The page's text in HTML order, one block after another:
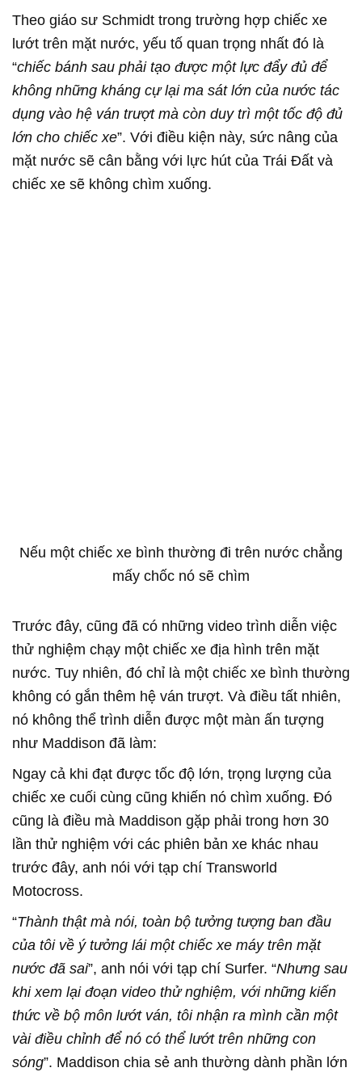
Theo giáo sư Schmidt trong trường hợp chiếc xe
lướt trên mặt nước, yếu tố quan trọng nhất đó là
“chiếc bánh sau phải tạo được một lực đẩy đủ để
không những kháng cự lại ma sát lớn của nước tác
dụng vào hệ ván trượt mà còn duy trì một tốc độ đủ
lớn cho chiếc xe”. Với điều kiện này, sức nâng của
mặt nước sẽ cân bằng với lực hút của Trái Đất và
chiếc xe sẽ không chìm xuống.
Nếu một chiếc xe bình thường đi trên nước chẳng
mấy chốc nó sẽ chìm
Trước đây, cũng đã có những video trình diễn việc
thử nghiệm chạy một chiếc xe địa hình trên mặt
nước. Tuy nhiên, đó chỉ là một chiếc xe bình thường
không có gắn thêm hệ ván trượt. Và điều tất nhiên,
nó không thể trình diễn được một màn ấn tượng
như Maddison đã làm:
Ngay cả khi đạt được tốc độ lớn, trọng lượng của
chiếc xe cuối cùng cũng khiến nó chìm xuống. Đó
cũng là điều mà Maddison gặp phải trong hơn 30
lần thử nghiệm với các phiên bản xe khác nhau
trước đây, anh nói với tạp chí Transworld
Motocross.
“Thành thật mà nói, toàn bộ tưởng tượng ban đầu
của tôi về ý tưởng lái một chiếc xe máy trên mặt
nước đã sai”, anh nói với tạp chí Surfer. “Nhưng sau
khi xem lại đoạn video thử nghiệm, với những kiến
thức về bộ môn lướt ván, tôi nhận ra mình cần một
vài điều chỉnh để nó có thể lướt trên những con
sóng”. Maddison chia sẻ anh thường dành phần lớn